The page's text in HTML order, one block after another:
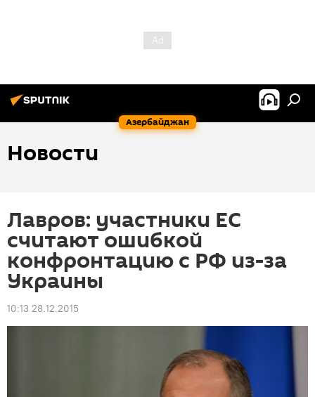
Азербайджан
Новости
Лавров: участники ЕС
считают ошибкой
конфронтацию с РФ из-за
Украины
10:13 28.12.2015